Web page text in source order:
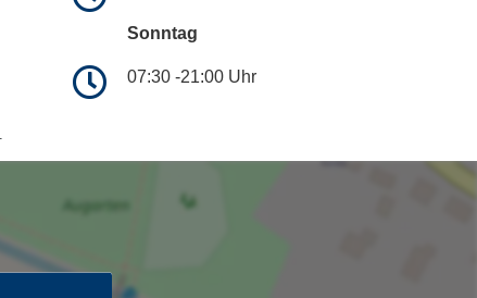
Sonntag
07:30 -21:00 Uhr